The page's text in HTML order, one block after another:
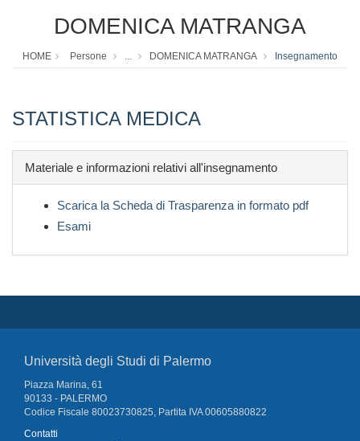
DOMENICA MATRANGA
HOME Persone ... DOMENICA MATRANGA Insegnamento
STATISTICA MEDICA
Materiale e informazioni relativi all'insegnamento
Scarica la Scheda di Trasparenza in formato pdf
Esami
Università degli Studi di Palermo
Piazza Marina, 61
90133 - PALERMO
Codice Fiscale 80023730825, Partita IVA 00605880822
Contatti